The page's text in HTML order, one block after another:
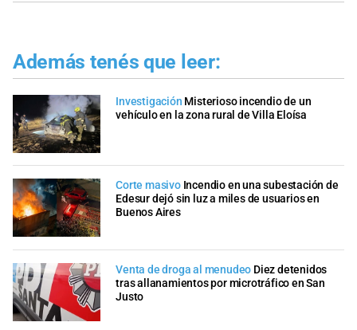
Además tenés que leer:
Investigación Misterioso incendio de un
vehículo en la zona rural de Villa Eloísa
Corte masivo Incendio en una subestación de
Edesur dejó sin luz a miles de usuarios en
Buenos Aires
Venta de droga al menudeo Diez detenidos
tras allanamientos por microtráfico en San
Justo